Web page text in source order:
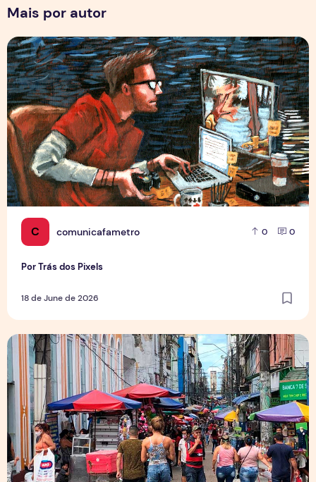
Mais por autor
C comunicafametro 0 0
Por Trás dos Pixels
18 de June de 2026
Por Trás dos Pixels
Copa aquece vendas em setores específicos, mas não